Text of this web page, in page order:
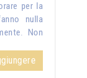
per la
nulla
Non